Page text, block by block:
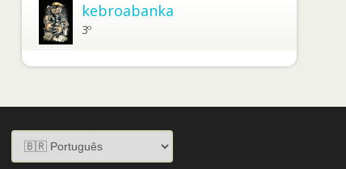
kebroabanka
3º